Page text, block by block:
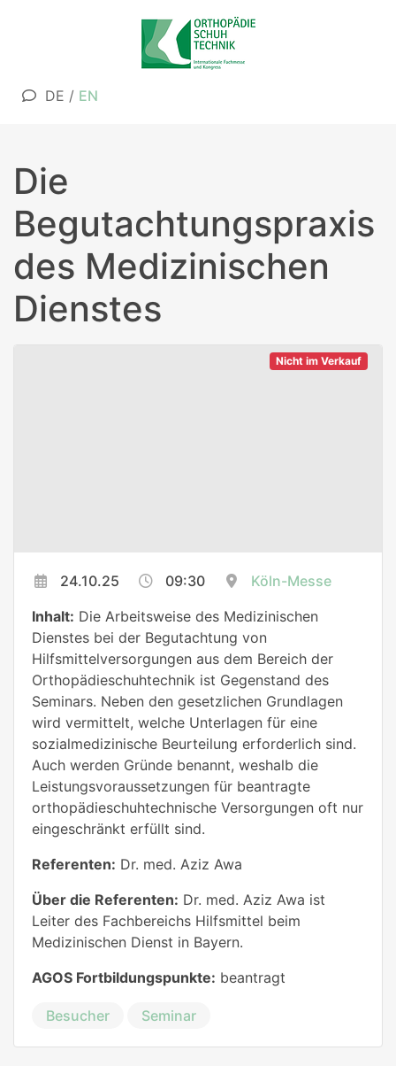
DE / EN
Die
Begutachtungspraxis
des Medizinischen
Dienstes
Nicht im Verkauf
24.10.25 09:30
Köln-Messe
Inhalt: Die Arbeitsweise des Medizinischen
Dienstes bei der Begutachtung von
Hilfsmittelversorgungen aus dem Bereich der
Orthopädieschuhtechnik ist Gegenstand des
Seminars. Neben den gesetzlichen Grundlagen
wird vermittelt, welche Unterlagen für eine
sozialmedizinische Beurteilung erforderlich sind.
Auch werden Gründe benannt, weshalb die
Leistungsvoraussetzungen für beantragte
orthopädieschuhtechnische Versorgungen oft nur
eingeschränkt erfüllt sind.
Referenten: Dr. med. Aziz Awa
Über die Referenten: Dr. med. Aziz Awa ist
Leiter des Fachbereichs Hilfsmittel beim
Medizinischen Dienst in Bayern.
AGOS Fortbildungspunkte: beantragt
Besucher Seminar